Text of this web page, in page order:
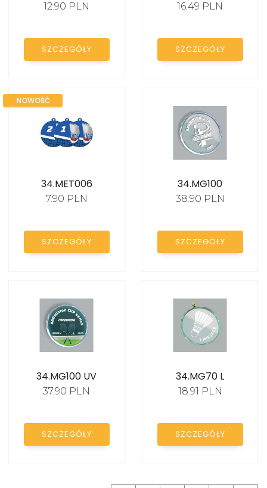
12.90 PLN
SZCZEGÓŁY
16.49 PLN
SZCZEGÓŁY
NOWOŚĆ
34.MET006
7.90 PLN
SZCZEGÓŁY
34.MG100
38.90 PLN
SZCZEGÓŁY
34.MG100 UV
37.90 PLN
SZCZEGÓŁY
34.MG70 L
18.91 PLN
SZCZEGÓŁY